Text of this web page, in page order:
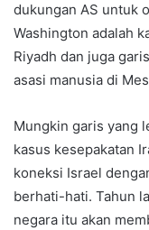
dukungan AS untuk
Washington adalah
Riyadh dan juga
asasi manusia di
Mungkin garis yang
kasus kesepakatan
koneksi Israel
berhati-hati. Tahun
negara itu akan